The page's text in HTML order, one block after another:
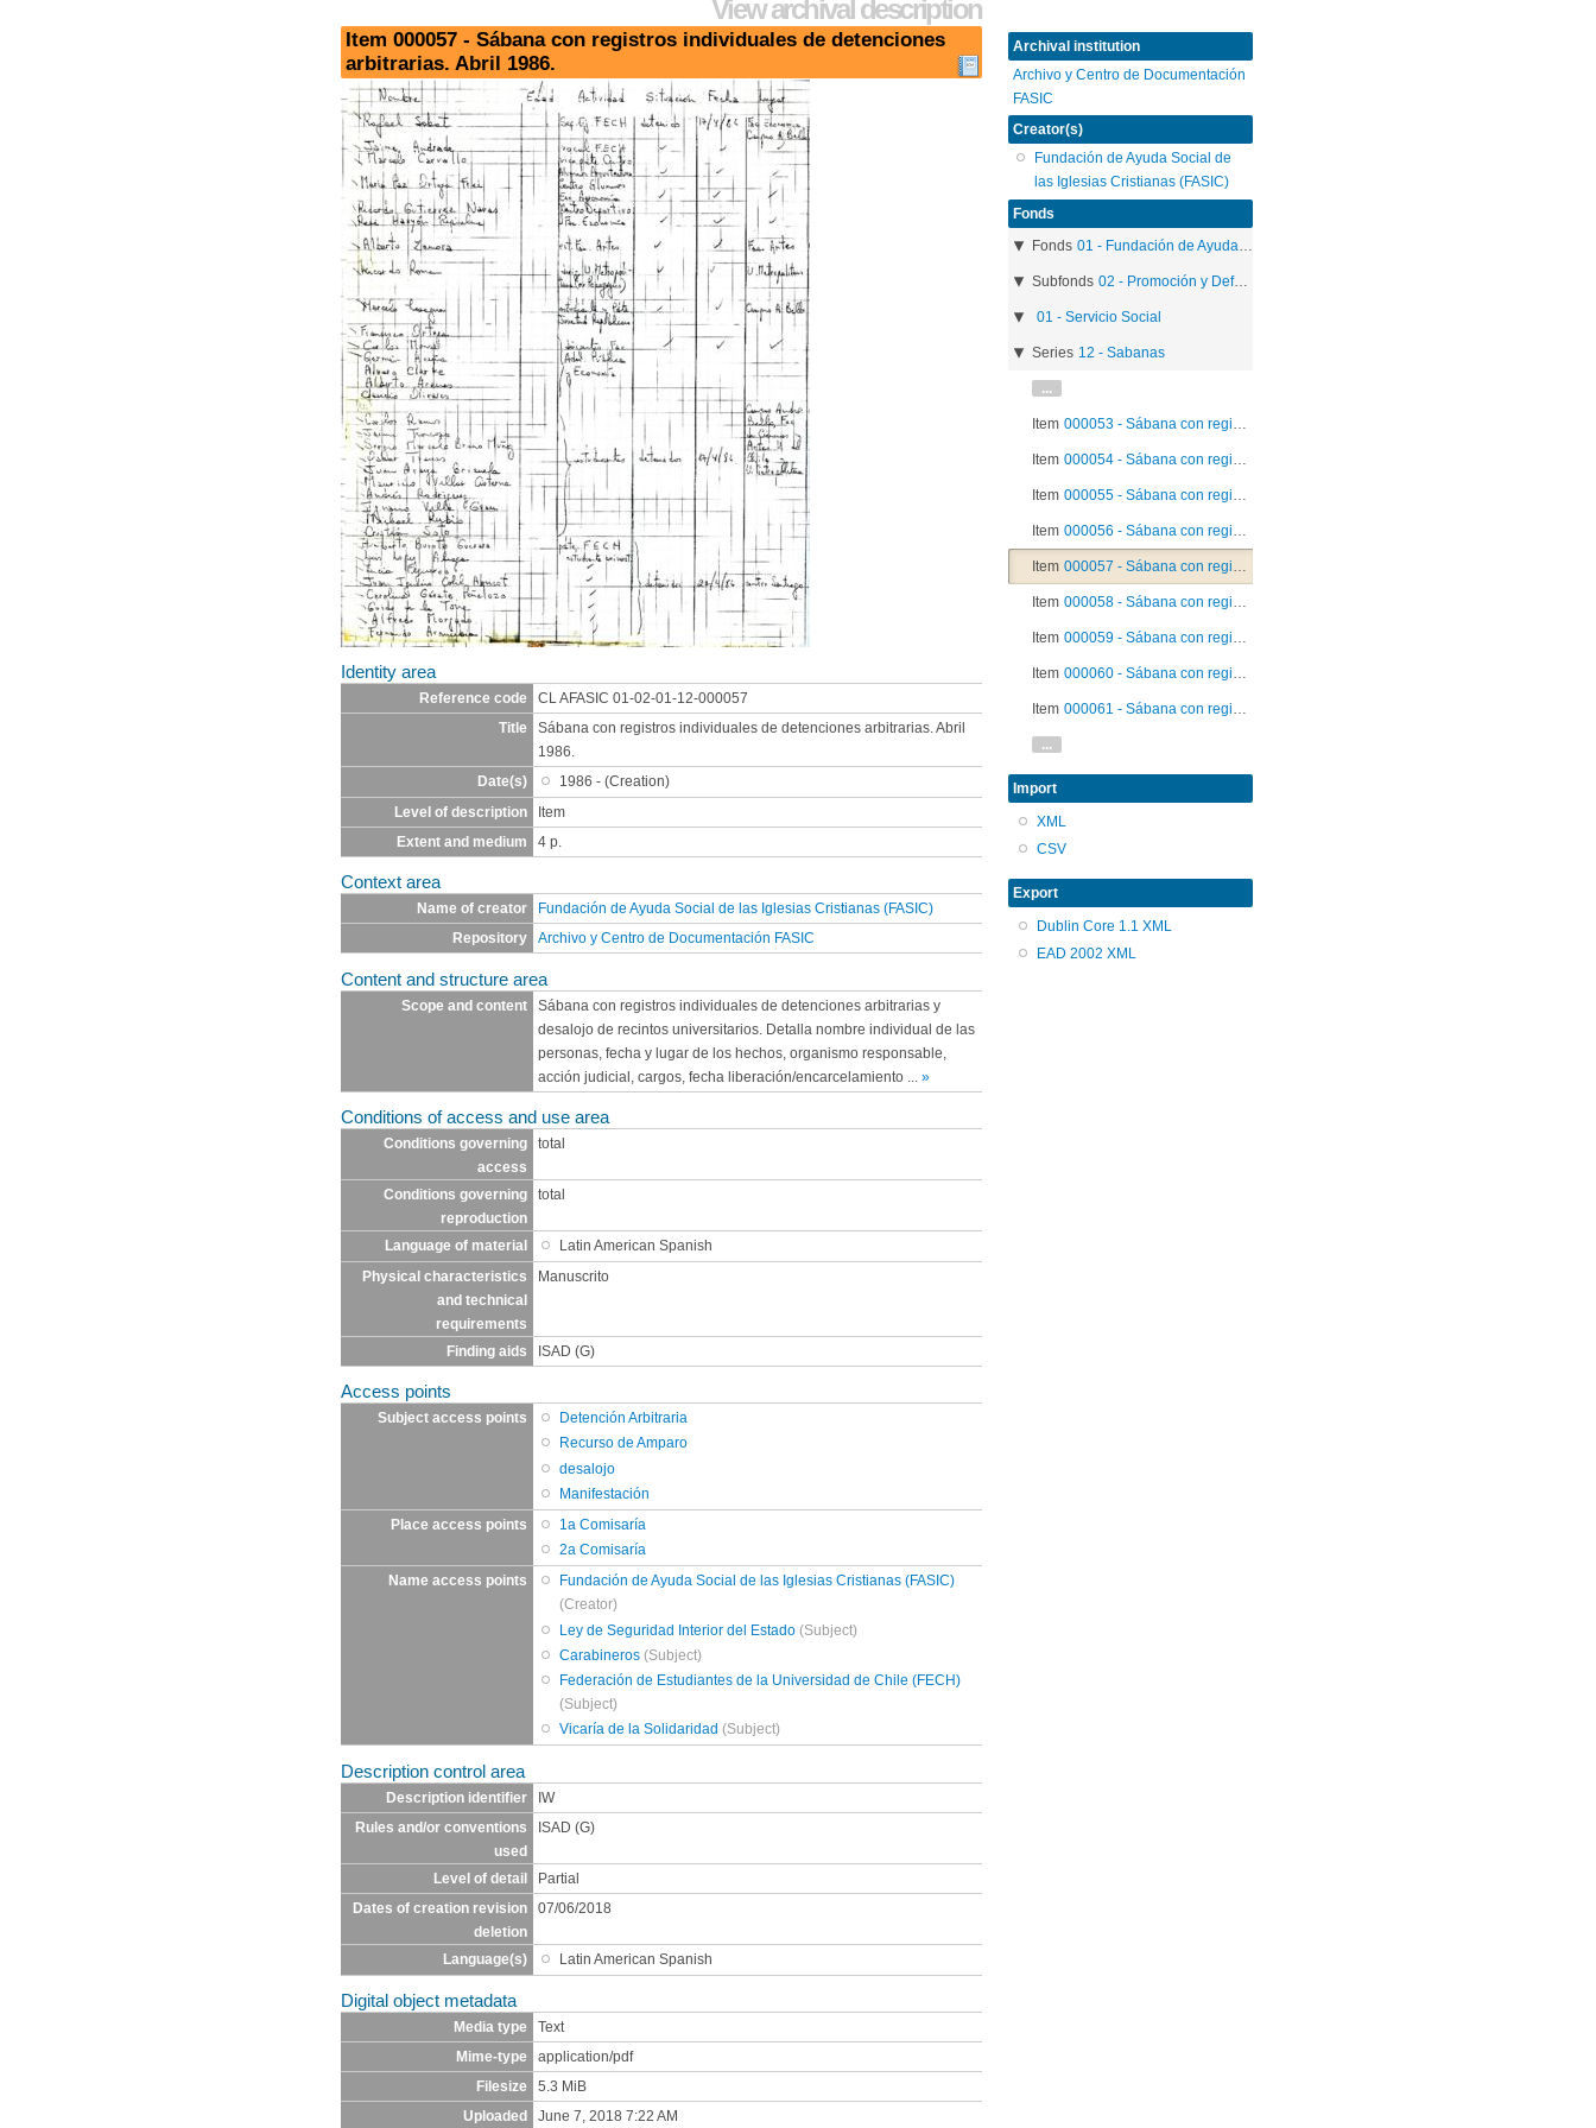
View archival description
Item 000057 - Sábana con registros individuales de detenciones
arbitrarias. Abril 1986.
Identity area
Reference code
CL AFASIC 01-02-01-12-000057
Title
Sábana con registros individuales de detenciones arbitrarias. Abril
1986.
Date(s)
1986 - (Creation)
Level of description
Item
Extent and medium
4 p.
Context area
Name of creator
Fundación de Ayuda Social de las Iglesias Cristianas (FASIC)
Repository
Archivo y Centro de Documentación FASIC
Content and structure area
Scope and content
Sábana con registros individuales de detenciones arbitrarias y
desalojo de recintos universitarios. Detalla nombre individual de las
personas, fecha y lugar de los hechos, organismo responsable,
acción judicial, cargos, fecha liberación/encarcelamiento
»
Conditions of access and use area
Conditions governing
access
total
Conditions governing
reproduction
total
Language of material
Latin American Spanish
Physical characteristics
and technical
requirements
Manuscrito
Finding aids ISAD (G)
Access points
Subject access points
Detención Arbitraria
Recurso de Amparo
desalojo
Manifestación
Place access points
1a Comisaría
2a Comisaría
Name access points
Fundación de Ayuda Social de las Iglesias Cristianas (FASIC)
(Creator)
Ley de Seguridad Interior del Estado (Subject)
Carabineros (Subject)
Federación de Estudiantes de la Universidad de Chile (FECH)
(Subject)
Vicaría de la Solidaridad (Subject)
Description control area
Description identifier
IW
Rules and/or conventions
used
ISAD (G)
Level of detail
Partial
Dates of creation revision
deletion
07/06/2018
Language(s) Latin American Spanish
Digital object metadata
Media type
Text
Mime-type
application/pdf
Filesize
5.3 MiB
Uploaded
June 7, 2018 7:22 AM
Archival institution
Archivo y Centro de Documentación
FASIC
Creator(s)
Fundación de Ayuda Social de
las Iglesias Cristianas (FASIC)
Fonds
Fonds 01 - Fundación de Ayuda Social de las Iglesias Cristianas
Subfonds 02 - Promoción y Defensa de los Derechos Humanos
01 - Servicio Social
Series 12 - Sabanas
...
Item 000053 - Sábana con registros individuales de secuestro y violencia polìtica. Abril 1986.
Item 000054 - Sábana con registros individuales de detenciones arbitrarias. Abril 1986.
Item 000055 - Sábana con registros individuales de detenciones arbitrarias. Abril 1986.
Item 000056 - Sábana con registros individuales de detenciones arbitrarias. Marzo-abril 1986.
Item 000057 - Sábana con registros individuales de detenciones arbitrarias. Abril 1986.
Item 000058 - Sábana con registros individuales de detenciones arbitrarias y violencia política. Abril-mayo 1986.
Item 000059 - Sábana con registros individuales de detenciones arbitrarias y violencia política. Mayo 1986.
Item 000060 - Sábana con registros individuales de detenciones arbitrarias y violencia política. Mayo 1986.
Item 000061 - Sábana con registros individuales de detenciones arbitrarias y violencia política. Mayo 1986.
...
Import
XML
CSV
Export
Dublin Core 1.1 XML
EAD 2002 XML